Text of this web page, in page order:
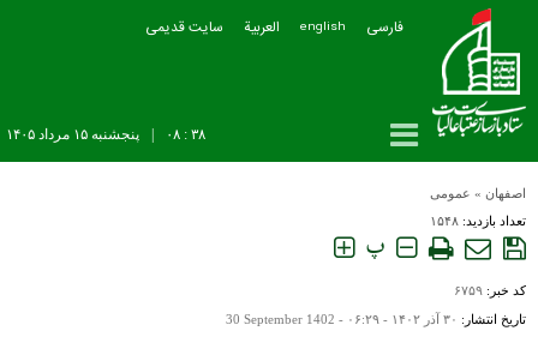
فارسی english العربیة سایت قدیمی
پنجشنبه ۱۵ مرداد ۱۴۰۵ ۳۸ : ۰۸
اصفهان » عمومی
تعداد بازدید: ۱۵۴۸
پ
کد خبر: ۶۷۵۹
تاریخ انتشار: ۳۰ آذر ۱۴۰۲ - ۰۶:۲۹ - 30 September 1402